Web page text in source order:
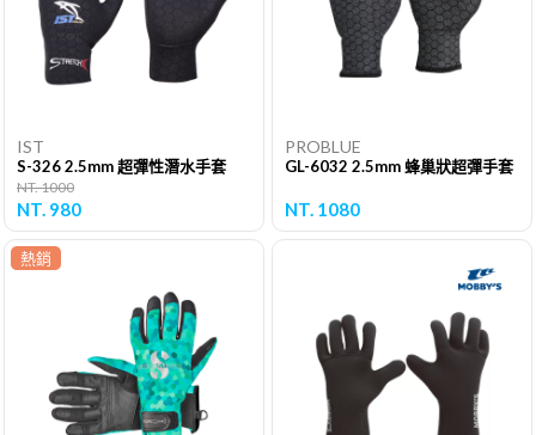
IST
S-326 2.5mm 超彈性潛水手套
NT. 1000
NT. 980
PROBLUE
GL-6032 2.5mm 蜂巢狀超彈手套
NT. 1080
熱銷